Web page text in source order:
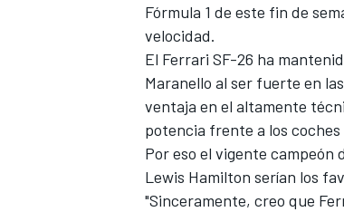
FÓRMULA E
Fórmula 1 de este fin de
velocidad.
El Ferrari SF-26 ha
Maranello al ser fuerte en
ventaja en el altamente
potencia frente a los
Por eso el vigente campeón
Lewis Hamilton serían los
"Sinceramente, creo que